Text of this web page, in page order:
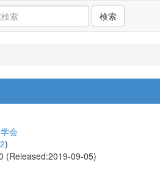
検索
会
)
(Released:2019-09-05)